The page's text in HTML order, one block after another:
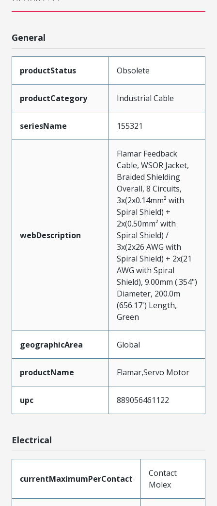
General
productStatus Obsolete
productCategory Industrial Cable
seriesName 155321
webDescription
Flamar Feedback
Cable, WSOR Jacket,
Braided Shielding
Overall, 8 Circuits,
3x(2x0.14mm² with
Spiral Shield) +
2x(0.50mm² with
Spiral Shield) /
3x(2x26 AWG with
Spiral Shield) + 2x(21
AWG with Spiral
Shield), 9.00mm (.354")
Diameter, 200.0m
(656.17') Length,
Green
geographicArea Global
productName Flamar,Servo Motor
upc 889056461122
Electrical
currentMaximumPerContact
Contact
Molex